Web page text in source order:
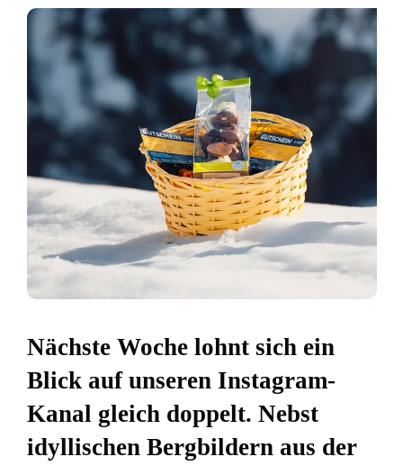
Nächste Woche lohnt sich ein
Blick auf unseren Instagram-
Kanal gleich doppelt. Nebst
idyllischen Bergbildern aus der